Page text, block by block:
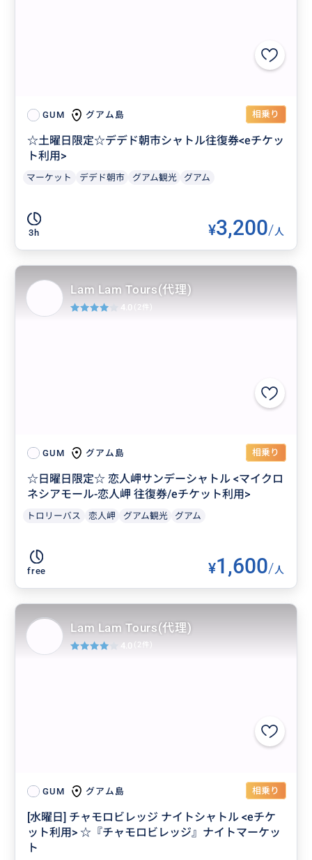
GUM グアム島 相乗り
☆土曜日限定☆デデド朝市シャトル往復券<eチケッ
ト利用>
マーケット デデド朝市 グアム観光 グアム
3h ¥3,200/人
GUM グアム島 相乗り
☆日曜日限定☆ 恋人岬サンデーシャトル <マイクロ
ネシアモール-恋人岬 往復券/eチケット利用>
トロリーバス 恋人岬 グアム観光 グアム
free ¥1,600/人
Lam Lam Tours(代理)
4.0 (2件)
GUM グアム島 相乗り
[水曜日] チャモロビレッジ ナイトシャトル <eチケ
ット利用> ☆『チャモロビレッジ』ナイトマーケッ
ト
Lam Lam Tours(代理)
4.0 (2件)